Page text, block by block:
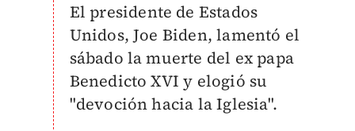
El presidente de Estados
Unidos, Joe Biden, lamentó el
sábado la muerte del ex papa
Benedicto XVI y elogió su
"devoción hacia la Iglesia".